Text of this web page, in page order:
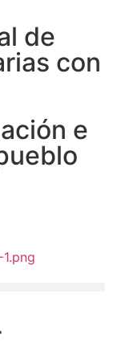
de
con
e